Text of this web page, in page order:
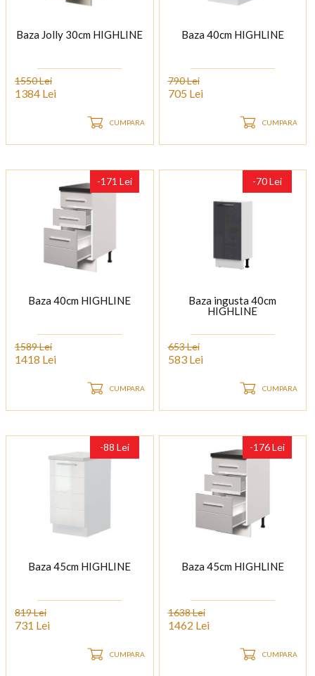
Baza Jolly 30cm HIGHLINE
1550 Lei
1384 Lei
CUMPARA
Baza 40cm HIGHLINE
790 Lei
705 Lei
CUMPARA
-171 Lei
Baza 40cm HIGHLINE
1589 Lei
1418 Lei
CUMPARA
-70 Lei
Baza ingusta 40cm
HIGHLINE
653 Lei
583 Lei
CUMPARA
-88 Lei
Baza 45cm HIGHLINE
819 Lei
731 Lei
CUMPARA
-176 Lei
Baza 45cm HIGHLINE
1638 Lei
1462 Lei
CUMPARA